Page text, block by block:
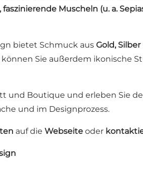
Muscheln (u. a.
bietet Schmuck aus Gold,
Sie außerdem ikonische
und Boutique und erleben Sie
und im Designprozess.
auf die Webseite oder